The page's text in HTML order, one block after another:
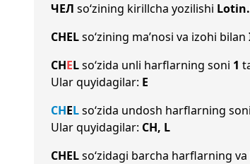
ЧЕЛ so‘zining kirillcha yozilishi
CHELso‘zining ma’nosi va izohi bilan
CHELso‘zida unli harflarning soni 1
Ular quyidagilar: E
CHELso‘zida undosh harflarning soni
Ular quyidagilar: CH, L
CHELso‘zidagi barcha harflarning va